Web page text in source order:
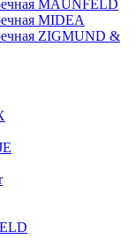
MAUNFELD
MIDEA
ZIGMUND &